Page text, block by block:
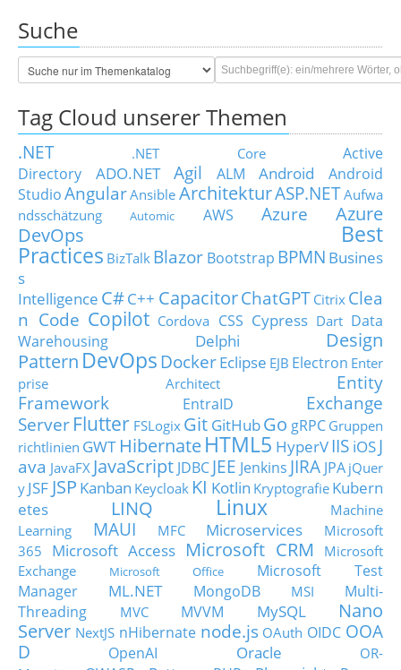
Suche
Tag Cloud unserer Themen
.NET .NET Core
Active
Directory
ADO.NET Agil ALM Android
Android
StudioAngularAnsible ArchitekturASP.NETAufwa
ndsschätzung
Automic AWS Azure
Azure
DevOps
Best
Practices BizTalk Blazor Bootstrap BPMN Busines
s
Intelligence C#C++ CapacitorChatGPT Citrix Clea
n Code Copilot Cordova CSS Cypress Dart Data
Warehousing
Delphi
Design
Pattern DevOps DockerEclipse EJB Electron Enter
prise Architect
Entity
Framework
EntraID
Exchange
Server Flutter FSLogix Git GitHubGo gRPC Gruppen
richtlinien GWT HibernateHTML5 HyperVIIS iOSJ
ava JavaFX JavaScript JDBC JEE Jenkins JIRA JPA jQuer
y JSF JSP Kanban Keycloak KI Kotlin Kryptografie Kubern
etes
LINQ Linux
Machine
Learning
MAUI MFC Microservices
Microsoft
365
Microsoft Access Microsoft CRM
Microsoft
Exchange
Microsoft Office
Microsoft Test
Manager
ML.NET MongoDB MSI
Multi-
Threading
MVC MVVM MySQL
Nano
Server NextJS nHibernate node.js OAuth OIDC OOA
D
OpenAI Oracle
OR-